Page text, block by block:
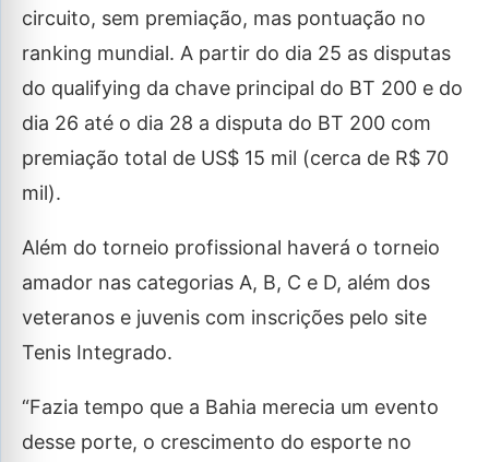
circuito, sem premiação, mas pontuação no
ranking mundial. A partir do dia 25 as disputas
do qualifying da chave principal do BT 200 e do
dia 26 até o dia 28 a disputa do BT 200 com
premiação total de US$ 15 mil (cerca de R$ 70
mil).
Além do torneio profissional haverá o torneio
amador nas categorias A, B, C e D, além dos
veteranos e juvenis com inscrições pelo site
Tenis Integrado.
“Fazia tempo que a Bahia merecia um evento
desse porte, o crescimento do esporte no